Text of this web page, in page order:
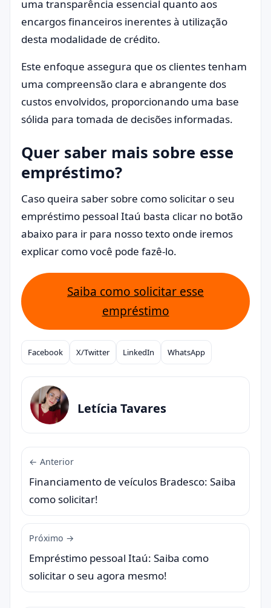
uma transparência essencial quanto aos
encargos financeiros inerentes à utilização
desta modalidade de crédito.
Este enfoque assegura que os clientes tenham
uma compreensão clara e abrangente dos
custos envolvidos, proporcionando uma base
sólida para tomada de decisões informadas.
Quer saber mais sobre esse
empréstimo?
Caso queira saber sobre como solicitar o seu
empréstimo pessoal Itaú basta clicar no botão
abaixo para ir para nosso texto onde iremos
explicar como você pode fazê-lo.
Saiba como solicitar esse
empréstimo
Compartilhar
Facebook X/Twitter LinkedIn WhatsApp
Letícia Tavares
← Anterior
Financiamento de veículos Bradesco: Saiba
como solicitar!
Próximo →
Empréstimo pessoal Itaú: Saiba como
solicitar o seu agora mesmo!